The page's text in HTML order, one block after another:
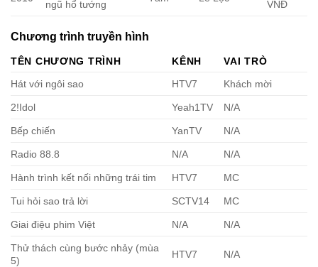
ngũ hổ tướng
VNĐ
Chương trình truyền hình
TÊN CHƯƠNG TRÌNH KÊNH
VAI TRÒ
Hát với ngôi sao
HTV7 Khách mời
2!Idol Yeah1TV N/A
Bếp chiến YanTV N/A
Radio 88.8 N/A N/A
Hành trình kết nối những trái tim HTV7 MC
Tui hỏi sao trả lời SCTV14 MC
Giai điệu phim Việt N/A N/A
Thử thách cùng bước nhảy (mùa
5)
HTV7 N/A